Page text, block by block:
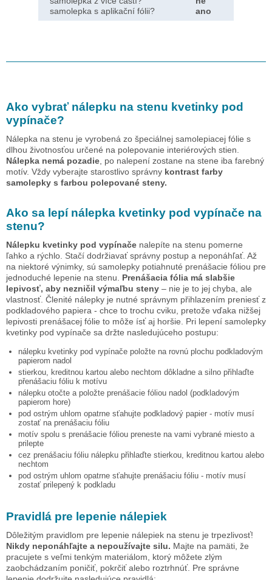
samolepka s aplikační fólii?
ano
Ako vybrať nálepku na stenu kvetinky pod
vypínače?
Nálepka na stenu je vyrobená zo špeciálnej samolepiacej fólie s
dlhou životnosťou určené na polepovanie interiérových stien.
Nálepka nemá pozadie, po nalepení zostane na stene iba farebný
motív. Vždy vyberajte starostlivo správny kontrast farby
samolepky s farbou polepované steny.
Ako sa lepí nálepka kvetinky pod vypínače na
stenu?
Nálepku kvetinky pod vypínače nalepíte na stenu pomerne
ľahko a rýchlo. Stačí dodržiavať správny postup a neponáhľať. Až
na niektoré výnimky, sú samolepky potiahnuté prenášacie fóliou pre
jednoduché lepenie na stenu. Prenášacia fólia má slabšie
lepivosť, aby nezničil výmaľbu steny – nie je to jej chyba, ale
vlastnosť. Členité nálepky je nutné správnym přihlazením preniesť z
podkladového papiera - chce to trochu cviku, pretože vďaka nižšej
lepivosti prenášacej fólie to môže ísť aj horšie. Pri lepení samolepky
kvetinky pod vypínače sa držte nasledujúceho postupu:
nálepku kvetinky pod vypínače položte na rovnú plochu podkladovým
papierom nadol
stierkou, kreditnou kartou alebo nechtom dôkladne a silno přihlaďte
přenášaciu fóliu k motívu
nálepku otočte a položte prenášacie fóliou nadol (podkladovým
papierom hore)
pod ostrým uhlom opatrne sťahujte podkladový papier - motív musí
zostať na prenášaciu fóliu
motív spolu s prenášacie fóliou preneste na vami vybrané miesto a
prilepte
cez prenášaciu fóliu nálepku přihlaďte stierkou, kreditnou kartou alebo
nechtom
pod ostrým uhlom opatrne sťahujte prenášaciu fóliu - motív musí
zostať prilepený k podkladu
Pravidlá pre lepenie nálepiek
Dôležitým pravidlom pre lepenie nálepiek na stenu je trpezlivosť!
Nikdy neponáhľajte a nepoužívajte silu. Majte na pamäti, že
pracujete s veľmi tenkým materiálom, ktorý môžete zlým
zaobchádzaním poničiť, pokrčiť alebo roztrhnúť. Pre správne